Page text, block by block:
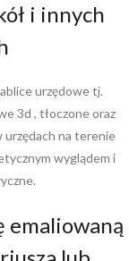
i innych
urzędowe tj.
3d , tłoczone oraz
urzędach na terenie
wyglądem i
emaliowaną